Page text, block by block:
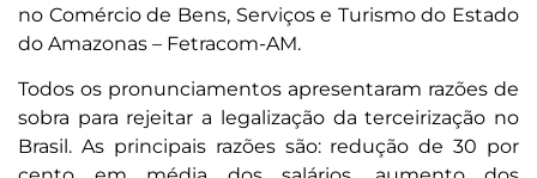
no Comércio de Bens, Serviços e Turismo do Estado
do Amazonas – Fetracom-AM.
Todos os pronunciamentos apresentaram razões de
sobra para rejeitar a legalização da terceirização no
Brasil. As principais razões são: redução de 30 por